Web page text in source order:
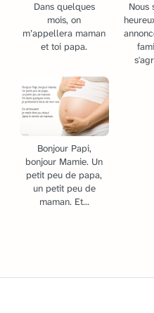
Dans quelques
mois, on
m’appellera maman
et toi papa.
Nous
Bonjour Papi,
bonjour Mamie. Un
petit peu de papa,
un petit peu de
maman. Et...